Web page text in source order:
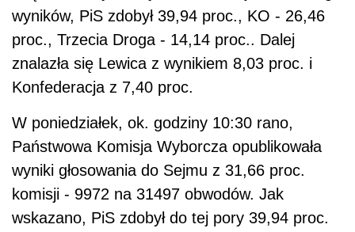
wyników, PiS zdobył 39,94 proc., KO - 26,46
proc., Trzecia Droga - 14,14 proc.. Dalej
znalazła się Lewica z wynikiem 8,03 proc. i
Konfederacja z 7,40 proc.
W poniedziałek, ok. godziny 10:30 rano,
Państwowa Komisja Wyborcza opublikowała
wyniki głosowania do Sejmu z 31,66 proc.
komisji - 9972 na 31497 obwodów. Jak
wskazano, PiS zdobył do tej pory 39,94 proc.